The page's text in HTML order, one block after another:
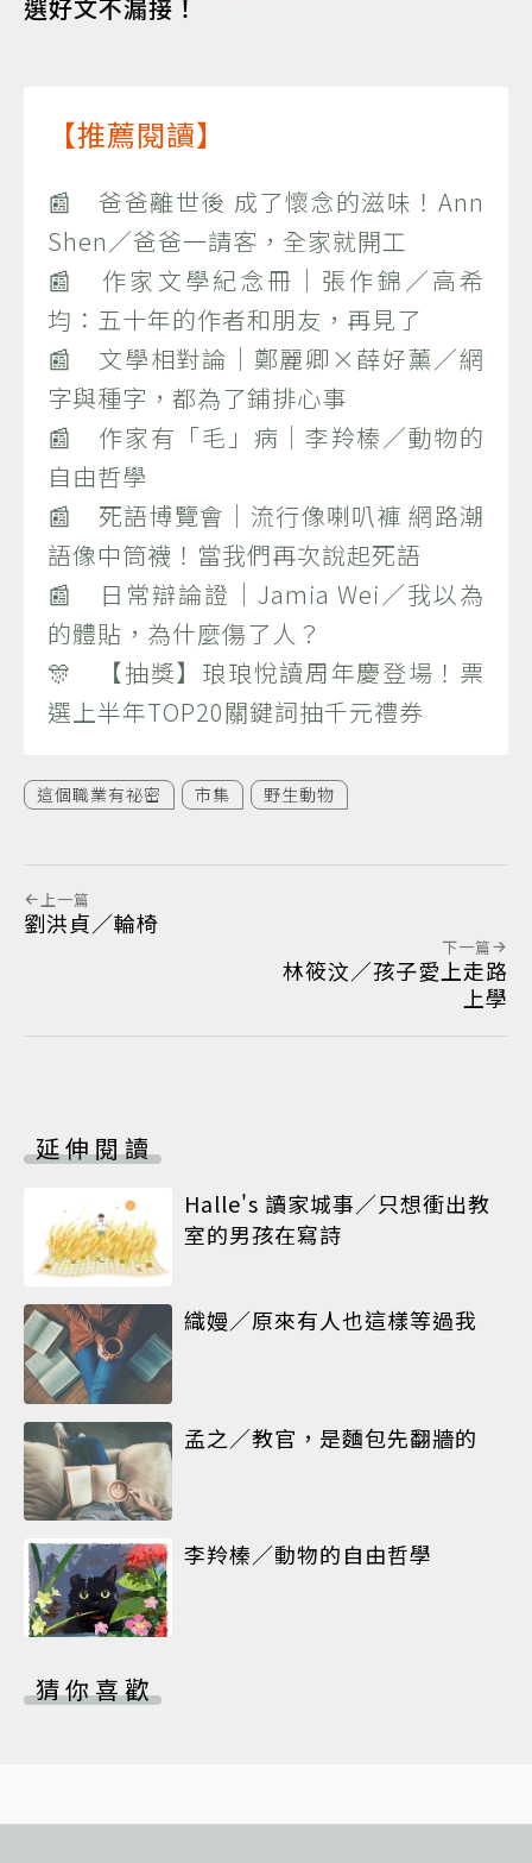
選好文不漏接！
【推薦閱讀】
📰 爸爸離世後 成了懷念的滋味！Ann
Shen／爸爸一請客，全家就開工
📰 作家文學紀念冊｜張作錦／高希
均：五十年的作者和朋友，再見了
📰 文學相對論｜鄭麗卿×薛好薰／網
字與種字，都為了鋪排心事
📰 作家有「毛」病｜李羚榛／動物的
自由哲學
📰 死語博覽會｜流行像喇叭褲 網路潮
語像中筒襪！當我們再次說起死語
📰 日常辯論證｜Jamia Wei／我以為
的體貼，為什麼傷了人？
🎊 【抽獎】琅琅悅讀周年慶登場！票
選上半年TOP20關鍵詞抽千元禮券
這個職業有祕密 市集 野生動物
上一篇
劉洪貞／輪椅
下一篇
林筱汶／孩子愛上走路
上學
延伸閱讀
Halle's 讀家城事／只想衝出教
室的男孩在寫詩
織嫚／原來有人也這樣等過我
孟之／教官，是麵包先翻牆的
李羚榛／動物的自由哲學
猜你喜歡